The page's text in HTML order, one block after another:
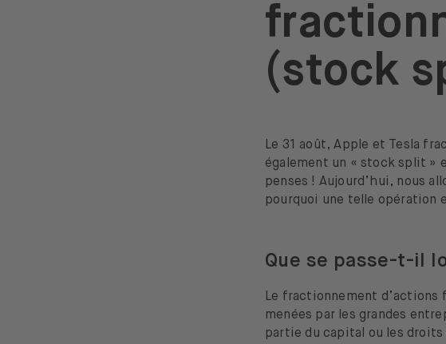
(stock
Le 31 août, Apple et Tesla
également un « stock split »
penses ! Aujourd’hui, nous
pourquoi une telle opération
Que se passe-t-il
Le fractionnement
menées par les grandes
partie du capital ou les droits